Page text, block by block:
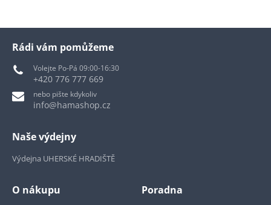
Rádi vám pomůžeme
Volejte Po-Pá 09:00-16:30
+420 776 777 669
nebo pište kdykoliv
info@hamashop.cz
Naše výdejny
Výdejna UHERSKÉ HRADIŠTĚ
O nákupu Poradna